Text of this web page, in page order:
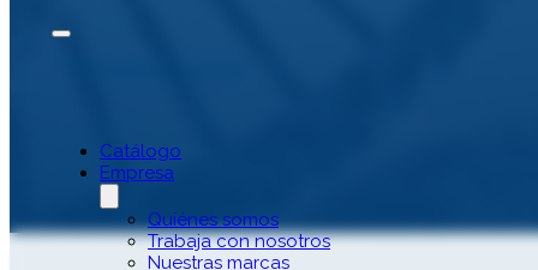
Catálogo
Empresa
Quiénes somos
Trabaja con nosotros
Nuestras marcas